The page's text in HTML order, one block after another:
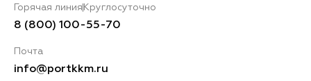
Горячая линия Круглосуточно
8 (800) 100-55-70
Почта
info@portkkm.ru